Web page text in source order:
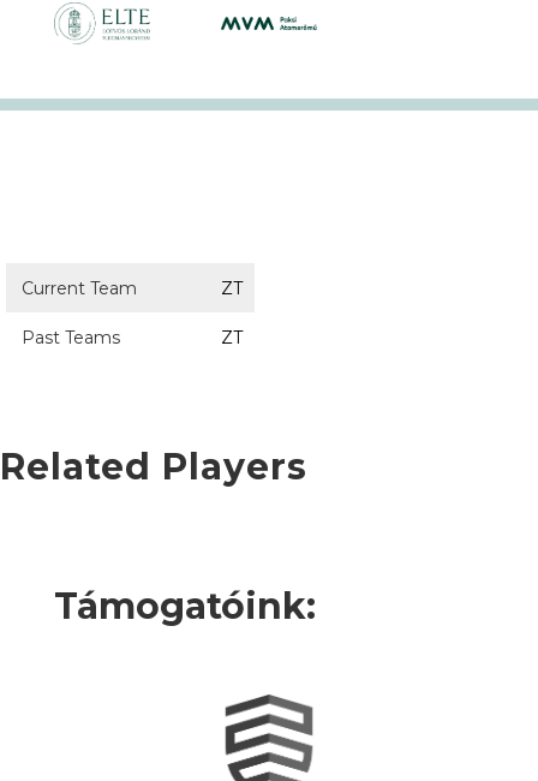
Current Team ZT
Past Teams ZT
Related Players
Támogatóink: